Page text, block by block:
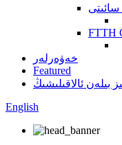
FTTH
خەۋەرلەر
Featured
بىلەن ئالاقىلىشىڭ
English